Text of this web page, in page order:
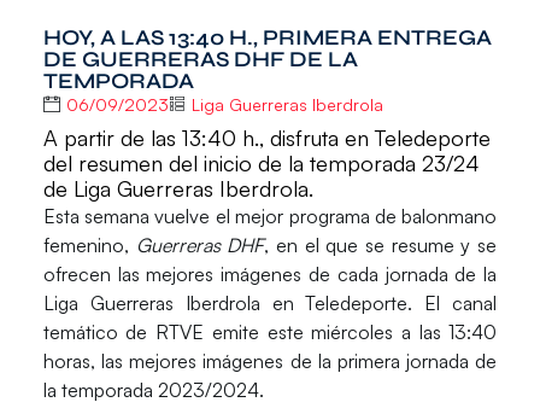
HOY, A LAS 13:40 H., PRIMERA ENTREGA
DE GUERRERAS DHF DE LA
TEMPORADA
06/09/2023 Liga Guerreras Iberdrola
A partir de las 13:40 h., disfruta en Teledeporte
del resumen del inicio de la temporada 23/24
de Liga Guerreras Iberdrola.
Esta semana vuelve el mejor programa de balonmano
femenino, Guerreras DHF, en el que se resume y se
ofrecen las mejores imágenes de cada jornada de la
Liga Guerreras Iberdrola enTeledeporte. El canal
temático de RTVE emite este miércoles a las 13:40
horas, las mejores imágenes de la primera jornada de
la temporada 2023/2024.